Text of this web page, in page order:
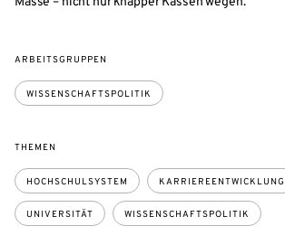
ARBEITSGRUPPEN
WISSENSCHAFTSPOLITIK
THEMEN
HOCHSCHULSYSTEM KARRIEREENTWICKLUNG
UNIVERSITÄT WISSENSCHAFTSPOLITIK